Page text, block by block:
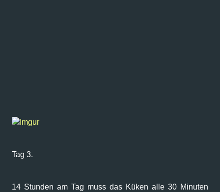
Imgur
Tag 3.
14 Stunden am Tag muss das Küken alle 30 Minuten